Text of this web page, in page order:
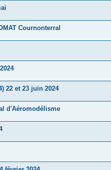
Cournonterral
22 et 23 juin 2024
d'Aéromodélisme